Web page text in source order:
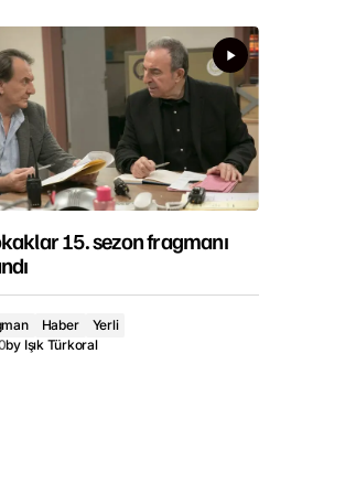
15. sezon fragmanı
Haber
Yerli
by Işık Türkoral